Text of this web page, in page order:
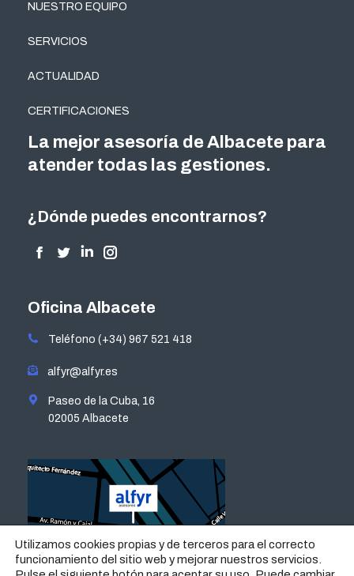
NUESTRO EQUIPO
SERVICIOS
ACTUALIDAD
CERTIFICACIONES
Oficina Albacete
Teléfono (+34) 967 521 418
alfyr@alfyr.es
Paseo de la Cuba, 16
02005 Albacete
¿Dónde puedes encontrarnos?
Encuéntranos en:
Facebook
opens
new
Twitter
opens
new
Linkedin
opens
new
Instagram
opens
new
La mejor asesoría de Albacete para
atender todas las gestiones.
Utilizamos cookies propias y de terceros para el correcto
funcionamiento del sitio web y mejorar nuestros servicios.